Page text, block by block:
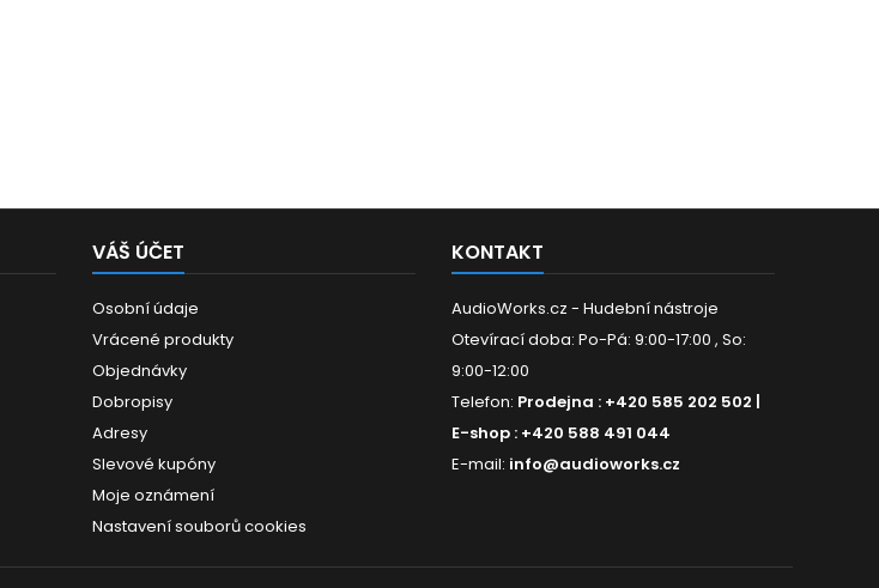
VÁŠ ÚČET
Osobní údaje
Vrácené produkty
Objednávky
Dobropisy
Adresy
Slevové kupóny
Moje oznámení
Nastavení souborů cookies
KONTAKT
AudioWorks.cz - Hudební nástroje
Otevírací doba: Po-Pá: 9:00-17:00 , So:
9:00-12:00
Telefon: Prodejna : +420 585 202 502 |
E-shop : +420 588 491 044
E-mail: info@audioworks.cz